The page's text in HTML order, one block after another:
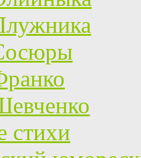
стихи